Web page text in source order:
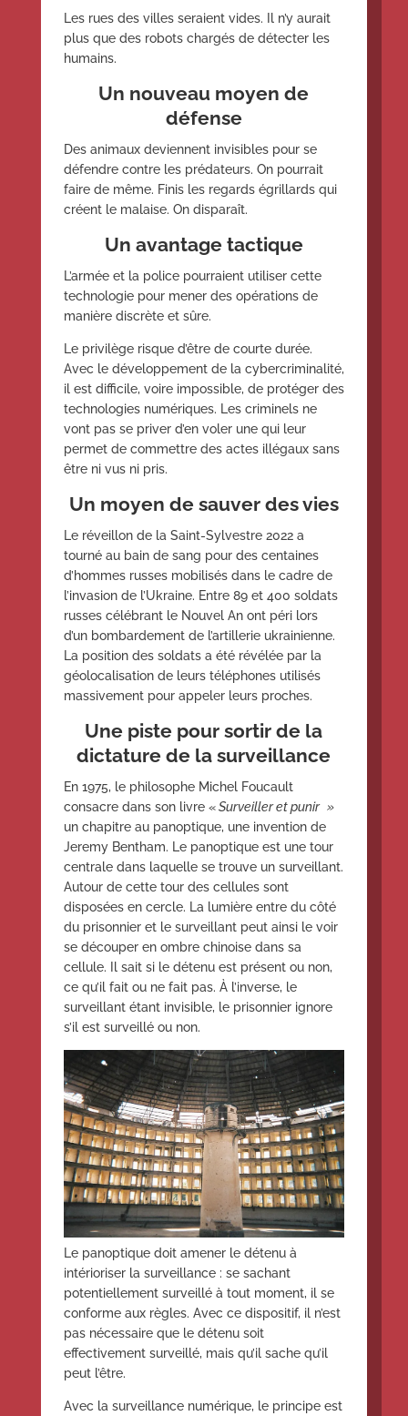
Les rues des villes seraient vides. Il n’y aurait
plus que des robots chargés de détecter les
humains.
Un nouveau moyen de
défense
Des animaux deviennent invisibles pour se
défendre contre les prédateurs. On pourrait
faire de même. Finis les regards égrillards qui
créent le malaise. On disparaît.
Un avantage tactique
L’armée et la police pourraient utiliser cette
technologie pour mener des opérations de
manière discrète et sûre.
Le privilège risque d’être de courte durée.
Avec le développement de la cybercriminalité,
il est difficile, voire impossible, de protéger des
technologies numériques. Les criminels ne
vont pas se priver d’en voler une qui leur
permet de commettre des actes illégaux sans
être ni vus ni pris.
Un moyen de sauver des vies
Le réveillon de la Saint-Sylvestre 2022 a
tourné au bain de sang pour des centaines
d’hommes russes mobilisés dans le cadre de
l’invasion de l’Ukraine. Entre 89 et 400 soldats
russes célébrant le Nouvel An ont péri lors
d’un bombardement de l’artillerie ukrainienne.
La position des soldats a été révélée par la
géolocalisation de leurs téléphones utilisés
massivement pour appeler leurs proches.
Une piste pour sortir de la
dictature de la surveillance
En 1975, le philosophe Michel Foucault
consacre dans son livre «Surveiller et punir »
un chapitre au panoptique, une invention de
Jeremy Bentham. Le panoptique est une tour
centrale dans laquelle se trouve un surveillant.
Autour de cette tour des cellules sont
disposées en cercle. La lumière entre du côté
du prisonnier et le surveillant peut ainsi le voir
se découper en ombre chinoise dans sa
cellule. Il sait si le détenu est présent ou non,
ce qu’il fait ou ne fait pas. À l’inverse, le
surveillant étant invisible, le prisonnier ignore
s’il est surveillé ou non.
Le panoptique doit amener le détenu à
intérioriser la surveillance : se sachant
potentiellement surveillé à tout moment, il se
conforme aux règles. Avec ce dispositif, il n’est
pas nécessaire que le détenu soit
effectivement surveillé, mais qu’il sache qu’il
peut l’être.
Avec la surveillance numérique, le principe est